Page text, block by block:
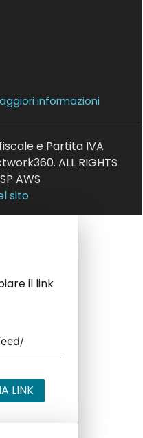
informazioni
e Partita IVA
ALL RIGHTS
AWS
sito
il link
LINK